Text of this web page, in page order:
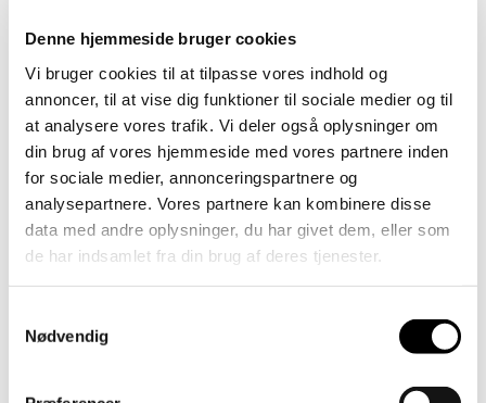
Denne hjemmeside bruger cookies
Vi bruger cookies til at tilpasse vores indhold og
annoncer, til at vise dig funktioner til sociale medier og til
at analysere vores trafik. Vi deler også oplysninger om
din brug af vores hjemmeside med vores partnere inden
for sociale medier, annonceringspartnere og
analysepartnere. Vores partnere kan kombinere disse
data med andre oplysninger, du har givet dem, eller som
de har indsamlet fra din brug af deres tjenester.
Nødvendig